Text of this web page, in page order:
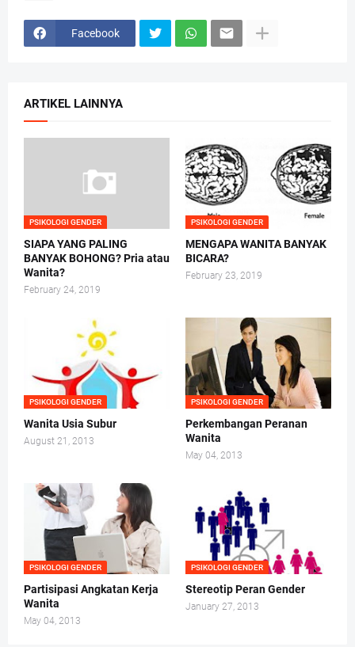
Facebook
ARTIKEL LAINNYA
PSIKOLOGI GENDER
SIAPA YANG PALING
BANYAK BOHONG? Pria atau
Wanita?
February 24, 2019
PSIKOLOGI GENDER
MENGAPA WANITA BANYAK
BICARA?
February 23, 2019
PSIKOLOGI GENDER
Wanita Usia Subur
August 21, 2013
PSIKOLOGI GENDER
Perkembangan Peranan
Wanita
May 04, 2013
PSIKOLOGI GENDER
Partisipasi Angkatan Kerja
Wanita
May 04, 2013
PSIKOLOGI GENDER
Stereotip Peran Gender
January 27, 2013